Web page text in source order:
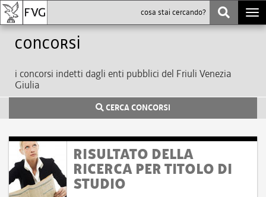
Concorsi
i concorsi indetti dagli enti pubblici del Friuli Venezia
Giulia
CERCA CONCORSI
RISULTATO DELLA
RICERCA PER TITOLO DI
STUDIO